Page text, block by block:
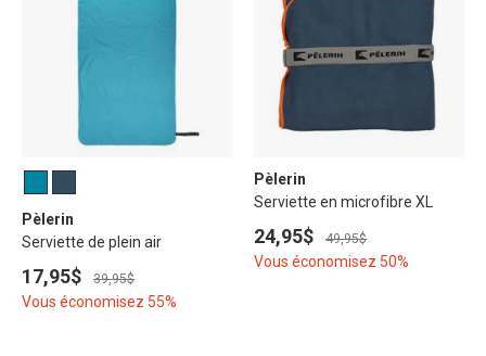
Pèlerin
Serviette de plein air
17,95$ 39,95$
Vous économisez 55%
Pèlerin
Serviette en microfibre XL
24,95$ 49,95$
Vous économisez 50%